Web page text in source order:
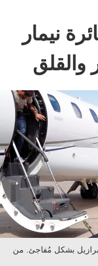
نيمار
بشكل مُفاجئ. من